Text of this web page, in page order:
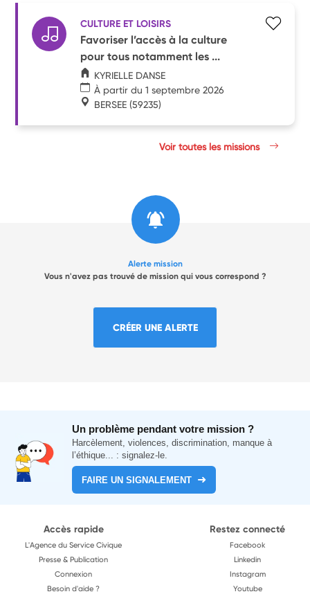
CULTURE ET LOISIRS
Favoriser l’accès à la culture
pour tous notamment les ...
KYRIELLE DANSE
À partir du 1 septembre 2026
BERSEE (59235)
Voir toutes les missions
Alerte mission
Vous n'avez pas trouvé de mission qui vous correspond ?
CRÉER UNE ALERTE
Un problème pendant votre mission ?
Harcèlement, violences, discrimination, manque à
l’éthique... : signalez-le.
FAIRE UN SIGNALEMENT
Accès rapide
L'Agence du Service Civique
Presse & Publication
Connexion
Besoin d'aide ?
Restez connecté
Facebook
Linkedin
Instagram
Youtube